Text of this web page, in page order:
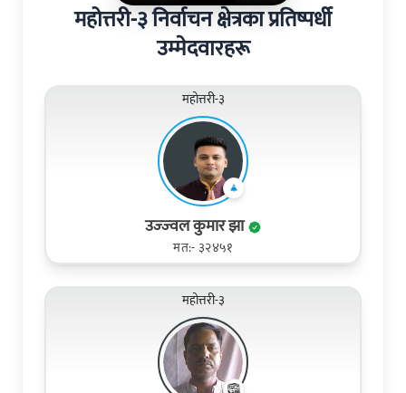
महोत्तरी-३ निर्वाचन क्षेत्रका प्रतिष्पर्धी
उम्मेदवारहरू
महोत्तरी-३
उज्‍ज्‍वल कुमार झा
मत:- ३२४५१
महोत्तरी-३